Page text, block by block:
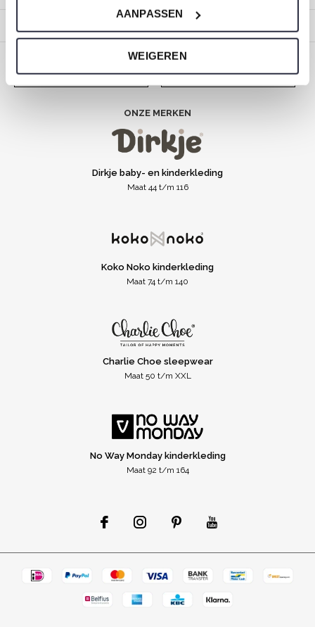
AANPASSEN
WEIGEREN
CALL US EMAIL US
ONZE MERKEN
Dirkje baby- en kinderkleding
Maat 44 t/m 116
Koko Noko kinderkleding
Maat 74 t/m 140
Charlie Choe sleepwear
Maat 50 t/m XXL
No Way Monday kinderkleding
Maat 92 t/m 164